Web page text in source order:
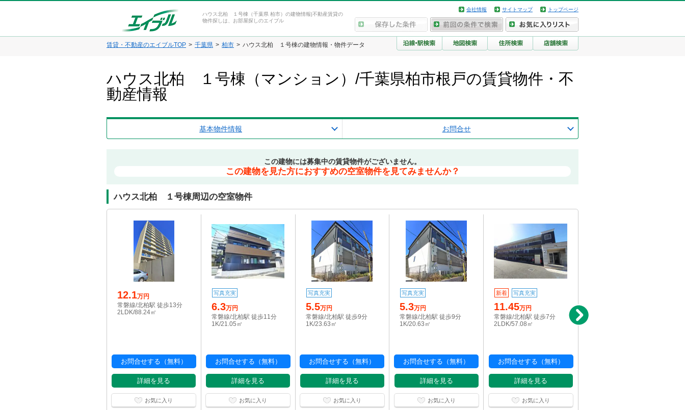
ハウス北柏 １号棟（千葉県 柏市）の建物情報|不動産賃貸の
物件探しは、お部屋探しのエイブル
会社情報 サイトマップ トップページ
賃貸・不動産のエイブルTOP 千葉県 柏市 ハウス北柏 １号棟の建物情報・物件データ
ハウス北柏 １号棟（マンション）/千葉県柏市根戸の賃貸物件・不
動産情報
基本物件情報 お問合せ
この建物には募集中の賃貸物件がございません。
この建物を見た方におすすめの空室物件を見てみませんか？
ハウス北柏 １号棟周辺の空室物件
12.1万円
常磐線/北柏駅 徒歩13分
2LDK/88.24㎡
お問合せする（無料）
詳細を見る
お気に入り
写真充実
6.3万円
常磐線/北柏駅 徒歩11分
1K/21.05㎡
お問合せする（無料）
詳細を見る
お気に入り
写真充実
5.5万円
常磐線/北柏駅 徒歩9分
1K/23.63㎡
お問合せする（無料）
詳細を見る
お気に入り
写真充実
5.3万円
常磐線/北柏駅 徒歩9分
1K/20.63㎡
お問合せする（無料）
詳細を見る
お気に入り
新着 写真充実
11.45万円
常磐線/北柏駅 徒歩7分
2LDK/57.08㎡
お問合せする（無料）
詳細を見る
お気に入り
常磐線/北柏駅 徒歩5分